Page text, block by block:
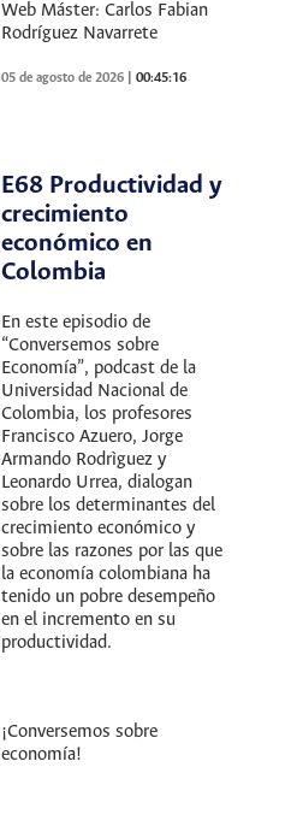
Web Máster: Carlos Fabian
Rodríguez Navarrete
05 de agosto de 2026 |00:45:16
E68 Productividad y
crecimiento
económico en
Colombia
En este episodio de
“Conversemos sobre
Economía”, podcast de la
Universidad Nacional de
Colombia, los profesores
Francisco Azuero, Jorge
Armando Rodrìguez y
Leonardo Urrea, dialogan
sobre los determinantes del
crecimiento económico y
sobre las razones por las que
la economía colombiana ha
tenido un pobre desempeño
en el incremento en su
productividad.
¡Conversemos sobre
economía!